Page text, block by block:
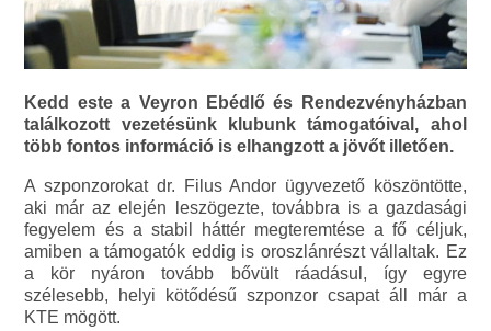
Kedd este a Veyron Ebédlő és Rendezvényházban
találkozott vezetésünk klubunk támogatóival, ahol
több fontos információ is elhangzott a jövőt illetően.
A szponzorokat dr. Filus Andor ügyvezető köszöntötte,
aki már az elején leszögezte, továbbra is a gazdasági
fegyelem és a stabil háttér megteremtése a fő céljuk,
amiben a támogatók eddig is oroszlánrészt vállaltak. Ez
a kör nyáron tovább bővült ráadásul, így egyre
szélesebb, helyi kötődésű szponzor csapat áll már a
KTE mögött.